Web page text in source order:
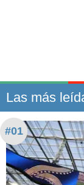
Las más
#01